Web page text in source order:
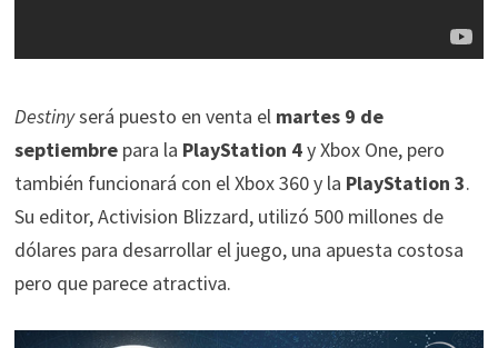
Destinyserá puesto en venta elmartes 9 de
septiembrepara la PlayStation 4y Xbox One, pero
también funcionará con el Xbox 360 y la PlayStation 3.
Su editor, Activision Blizzard, utilizó 500 millones de
dólares para desarrollar el juego, una apuesta costosa
pero que parece atractiva.